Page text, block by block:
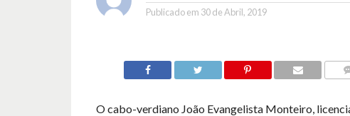
Publicado em 30 de Abril, 2019
O cabo-verdiano João Evangelista Monteiro,